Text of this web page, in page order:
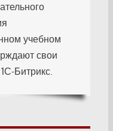
учебном
свои
Битрикс.